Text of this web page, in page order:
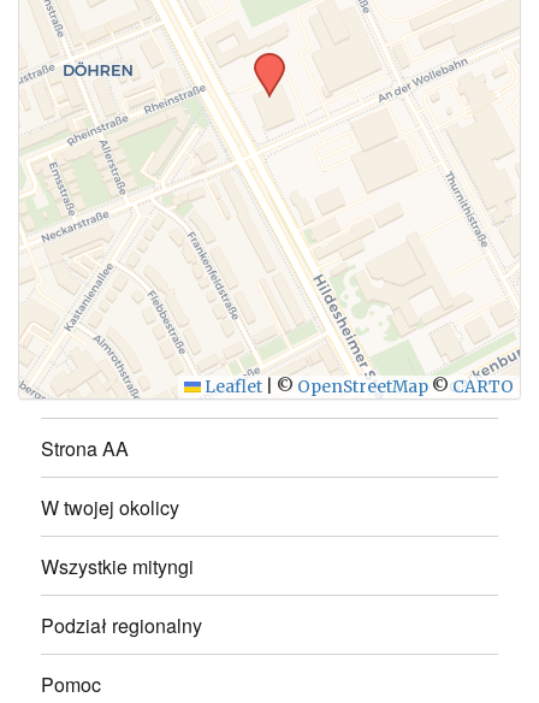
WYŚLIJ
Leaflet © OpenStreetMap ©CARTO
Strona AA
W twojej okolicy
Wszystkie mityngi
Podział regionalny
Pomoc